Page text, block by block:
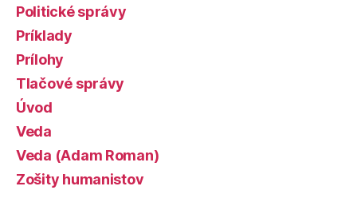
Politické správy
Príklady
Prílohy
Tlačové správy
Úvod
Veda
Veda (Adam Roman)
Zošity humanistov